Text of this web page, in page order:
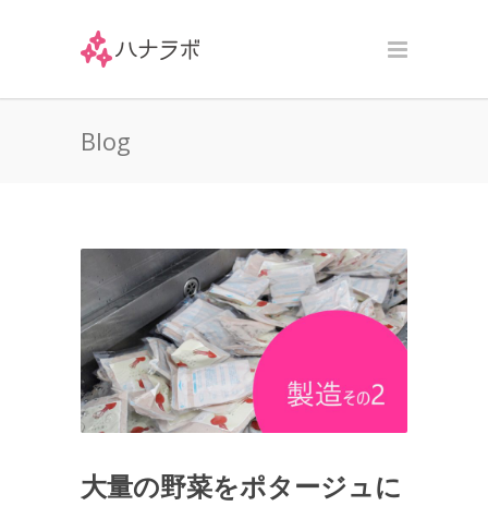
Blog
大量の野菜をポタージュに